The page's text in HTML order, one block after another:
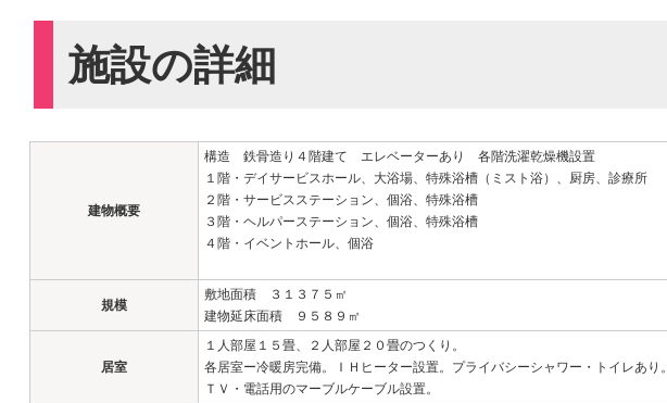
施設の詳細
建物概要
構造 鉄骨造り４階建て エレベーターあり 各階洗濯乾燥機設置
１階・デイサービスホール、大浴場、特殊浴槽（ミスト浴）、厨房、診療所
２階・サービスステーション、個浴、特殊浴槽
３階・ヘルパーステーション、個浴、特殊浴槽
４階・イベントホール、個浴
規模
敷地面積 ３１３７５㎡
建物延床面積 ９５８９㎡
居室
１人部屋１５畳、２人部屋２０畳のつくり。
各居室ー冷暖房完備。ＩＨヒーター設置。プライバシーシャワー・トイレあり。
ＴＶ・電話用のマーブルケーブル設置。